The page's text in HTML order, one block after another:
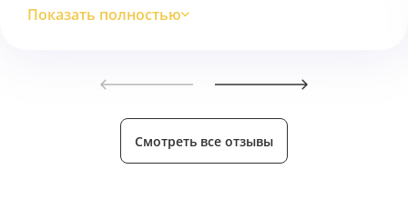
Показать полностью
Смотреть все отзывы